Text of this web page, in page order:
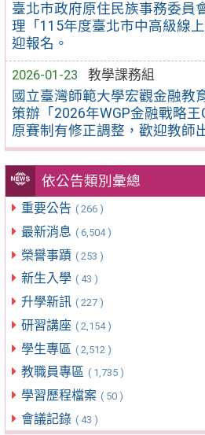
臺北市政府原住民族事務委員
理「115年度臺北市中高級線
迎報名。
2026-01-23
教學課務組
國立臺灣師範大學宏觀金融教
策辦「2026年WGP金融戰略王
原賽制有修正調整，歡迎教師
依公告類別彙總
重要公告 ( 266 )
最新消息 ( 6,504 )
榮譽事蹟 ( 253 )
新生入學 ( 43 )
升學新訊 ( 227 )
研習講座 ( 2,154 )
學生專區 ( 2,512 )
教職員專區 ( 1,735 )
學習歷程檔案 ( 50 )
會議記錄 ( 43 )